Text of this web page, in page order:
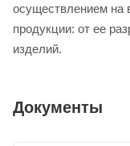
осуществлением на
продукции: от ее
изделий.
Документы